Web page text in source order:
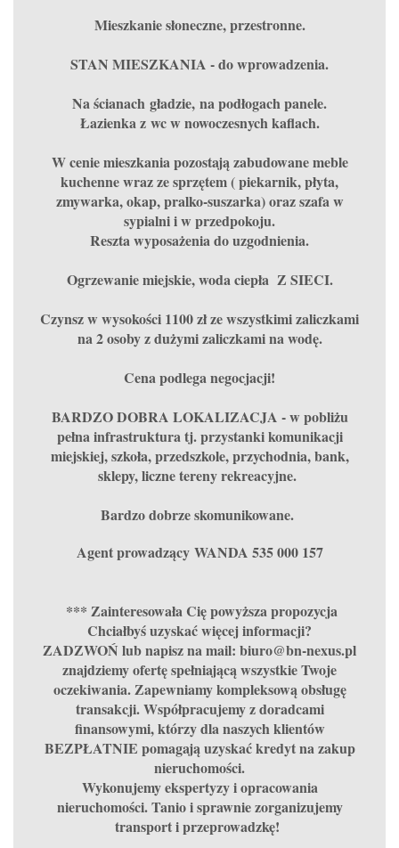
Mieszkanie słoneczne, przestronne.
STAN MIESZKANIA - do wprowadzenia.
Na ścianach gładzie, na podłogach panele.
Łazienka z wc w nowoczesnych kaflach.
W cenie mieszkania pozostają zabudowane meble
kuchenne wraz ze sprzętem ( piekarnik, płyta,
zmywarka, okap, pralko-suszarka) oraz szafa w
sypialni i w przedpokoju.
Reszta wyposażenia do uzgodnienia.
Ogrzewanie miejskie, woda ciepła Z SIECI.
Czynsz w wysokości 1100 zł ze wszystkimi zaliczkami
na 2 osoby z dużymi zaliczkami na wodę.
Cena podlega negocjacji!
BARDZO DOBRA LOKALIZACJA - w pobliżu
pełna infrastruktura tj. przystanki komunikacji
miejskiej, szkoła, przedszkole, przychodnia, bank,
sklepy, liczne tereny rekreacyjne.
Bardzo dobrze skomunikowane.
Agent prowadzący WANDA 535 000 157
*** Zainteresowała Cię powyższa propozycja
Chciałbyś uzyskać więcej informacji?
ZADZWOŃ lub napisz na mail: biuro@bn-nexus.pl
znajdziemy ofertę spełniającą wszystkie Twoje
oczekiwania. Zapewniamy kompleksową obsługę
transakcji. Współpracujemy z doradcami
finansowymi, którzy dla naszych klientów
BEZPŁATNIE pomagają uzyskać kredyt na zakup
nieruchomości.
Wykonujemy ekspertyzy i opracowania
nieruchomości. Tanio i sprawnie zorganizujemy
transport i przeprowadzkę!